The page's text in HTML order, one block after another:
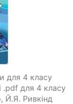
для 4 класу
.pdf для 4 класу
, Й.Я. Ривкінд